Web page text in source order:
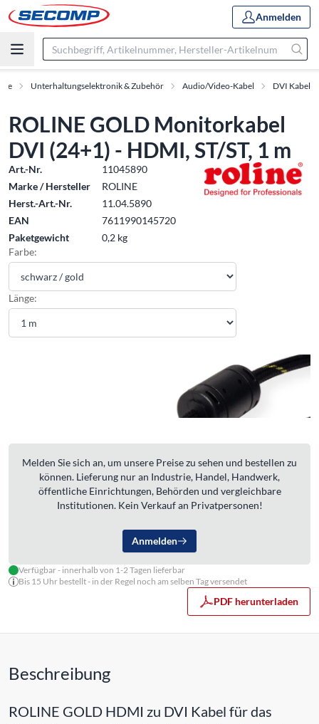
Anmelden
Unterhaltungselektronik & Zubehör Audio/Video-Kabel DVI Kabel
ROLINE GOLD Monitorkabel
DVI (24+1) - HDMI, ST/ST, 1 m
Art.-Nr.
11045890
Marke / Hersteller
ROLINE
Herst.-Art.-Nr.
11.04.5890
EAN
7611990145720
Paketgewicht
0,2 kg
Farbe:
Länge:
Melden Sie sich an, um unsere Preise zu sehen und bestellen zu
können. Lieferung nur an Industrie, Handel, Handwerk,
öffentliche Einrichtungen, Behörden und vergleichbare
Institutionen. Kein Verkauf an Privatpersonen!
Anmelden
Verfügbar - innerhalb von 1-2 Tagen lieferbar
Bis 15 Uhr bestellt - in der Regel noch am selben Tag versendet
PDF herunterladen
Beschreibung
ROLINE GOLD HDMI zu DVI Kabel für das